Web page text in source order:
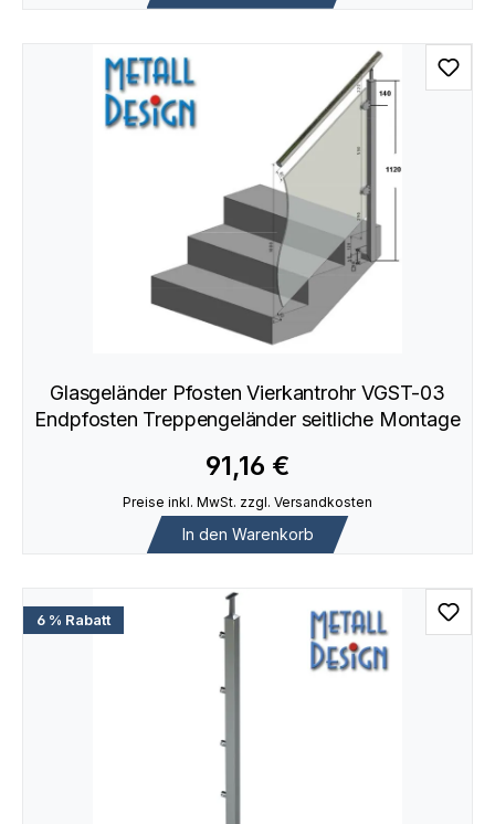
Glasgeländer Pfosten Vierkantrohr VGST-03
Endpfosten Treppengeländer seitliche Montage
91,16 €
Preise inkl. MwSt. zzgl. Versandkosten
In den Warenkorb
6 % Rabatt